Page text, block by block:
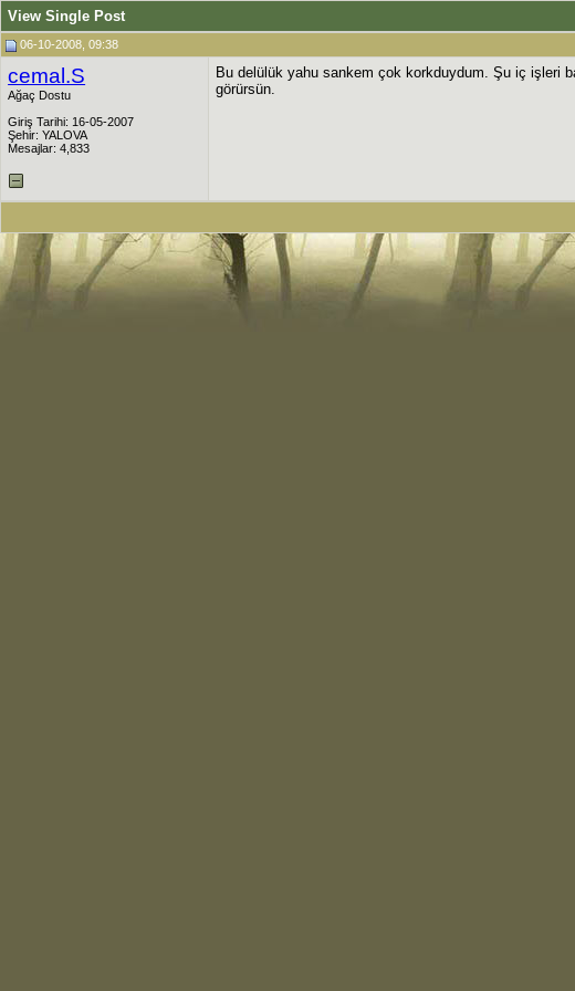
View Single Post
06-10-2008, 09:38
cemal.S
Ağaç Dostu
Giriş Tarihi: 16-05-2007
Şehir: YALOVA
Mesajlar: 4,833
Bu delülük yahu sankem çok korkduydum. Şu iç işleri
görürsün.